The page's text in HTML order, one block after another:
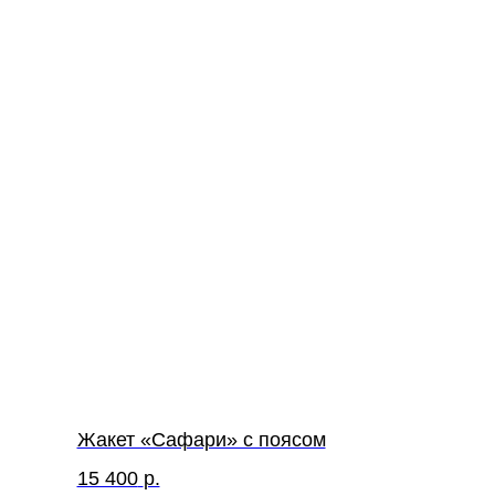
Жакет «Сафари» с поясом
15 400 р.